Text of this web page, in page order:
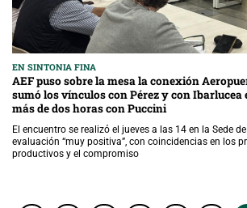
EN SINTONIA FINA
AEF puso sobre la mesa la conexión
sumó los vínculos con Pérez y con Ibarlucea
más de dos horas con Puccini
El encuentro se realizó el jueves a las 14 en la Sede
evaluación “muy positiva”, con coincidencias en los
productivos y el compromiso